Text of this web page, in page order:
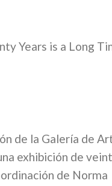
Years is a Long
de la Galería de
exhibición de
de Norma